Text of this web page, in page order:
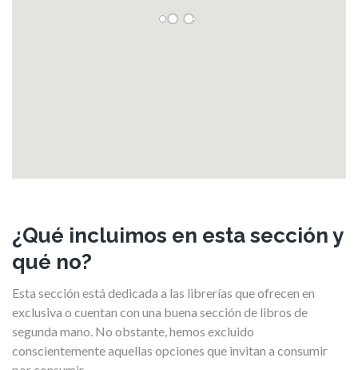
¿Qué incluimos en esta sección y
qué no?
Esta sección está dedicada a las librerías que ofrecen en
exclusiva o cuentan con una buena sección de libros de
segunda mano. No obstante, hemos excluido
conscientemente aquellas opciones que invitan a consumir